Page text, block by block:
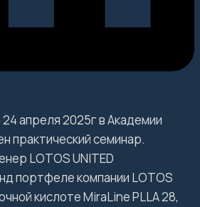
апреля 2025г в Академии
практический семинар.
LOTOS UNITED
портфеле компании LOTOS
кислоте MiraLine PLLA 28,